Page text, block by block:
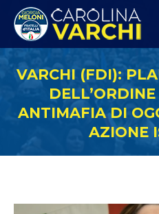
VARCHI (FDI):
ANTIMAFIA DI
AZIONE